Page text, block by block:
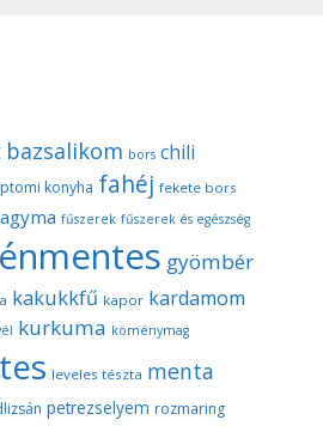
bazsalikom bors chili
konyha fahéj fekete bors
fűszerek fűszerek és egészség
gyömbér
kakukkfű kapor kardamom
kurkuma köménymag
leveles tészta menta
petrezselyem rozmaring